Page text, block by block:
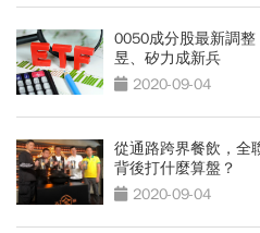
0050成分股最新調
昱、矽力成新兵
2020-09-04
從通路跨界餐飲，全
背後打什麼算盤？
2020-09-04